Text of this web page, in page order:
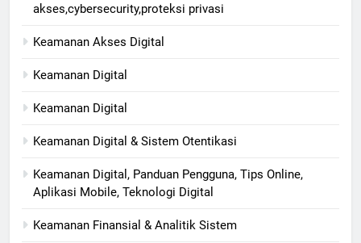
akses,cybersecurity,proteksi privasi
Keamanan Akses Digital
Keamanan Digital​
Keamanan Digital
Keamanan Digital & Sistem Otentikasi
Keamanan Digital, Panduan Pengguna, Tips Online,
Aplikasi Mobile, Teknologi Digital
Keamanan Finansial & Analitik Sistem